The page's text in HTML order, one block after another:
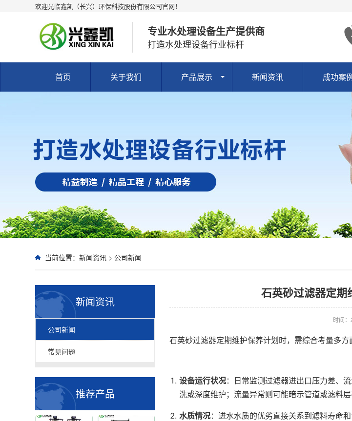
欢迎光临鑫凯（长兴）环保科技股份有限公司官网！
专业水处理设备生产提供商
打造水处理设备行业标杆
首页 关于我们 产品展示 新闻资讯 成功案
当前位置： 新闻资讯 > 公司新闻
新闻资讯
公司新闻
常见问题
推荐产品
石英砂过滤器定期
时间
石英砂过滤器定期维护保养计划时，需综合考量多方
设备运行状况：日常监测过滤器进出口压力差、
洗或深度维护；流量异常则可能暗示管道或滤料层
水质情况：进水水质的优劣直接关系到滤料寿命